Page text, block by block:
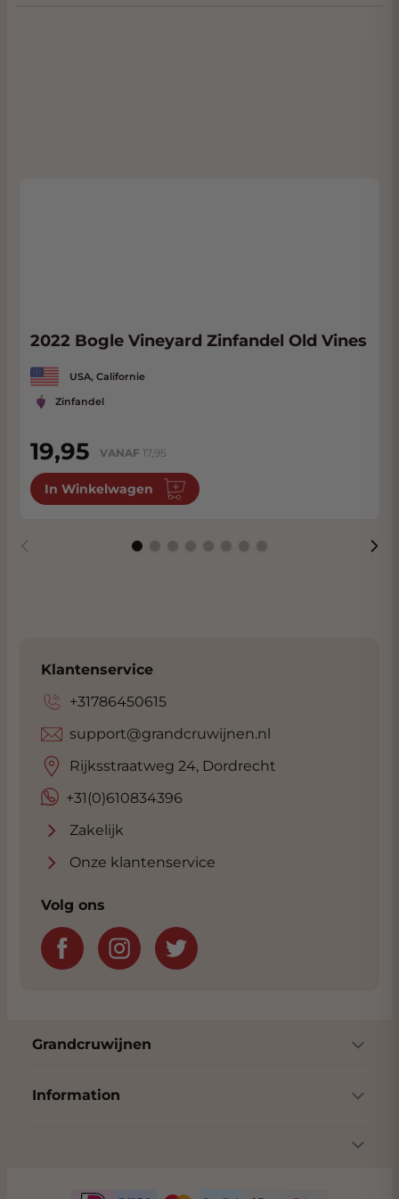
2022 Bogle Vineyard Zinfandel Old Vines
USA, Californie
Zinfandel
19,95 VANAF 17,95
In Winkelwagen
Klantenservice
+31786450615
+31(0)610834396
support@grandcruwijnen.nl
Rijksstraatweg 24, Dordrecht
Zakelijk
Onze klantenservice
Volg ons
Grandcruwijnen
Information